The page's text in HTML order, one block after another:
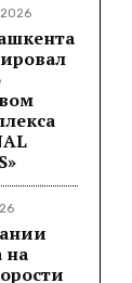
на